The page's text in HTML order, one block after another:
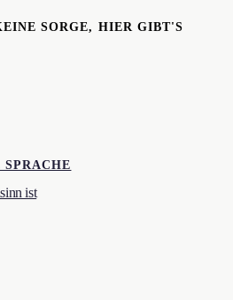
SORGE, HIER GIBT'S
ist